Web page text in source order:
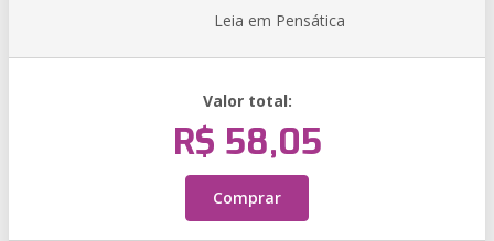
Leia em Pensática
Valor total:
R$ 58,05
Comprar